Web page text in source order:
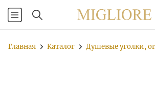
Главная Каталог Душевые уголки,